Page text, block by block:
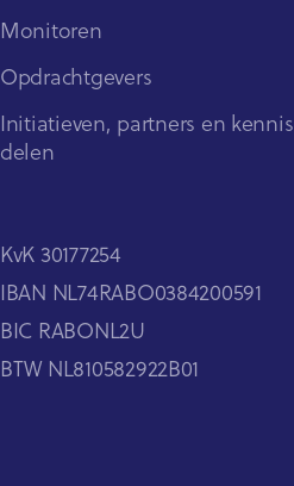
Monitoren
Opdrachtgevers
Initiatieven, partners en kennis
delen
KvK 30177254
IBAN NL74RABO0384200591
BIC RABONL2U
BTW NL810582922B01